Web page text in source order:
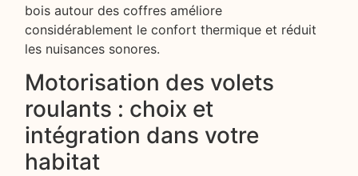
bois autour des coffres améliore
considérablement le confort thermique et réduit
les nuisances sonores.
Motorisation des volets
roulants : choix et
intégration dans votre
habitat